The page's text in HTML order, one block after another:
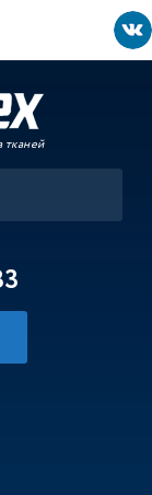
тканей